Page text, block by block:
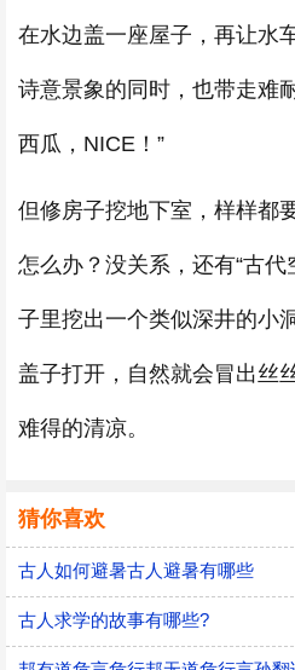
在水边盖一座屋子，再让水
诗意景象的同时，也带走难
西瓜，NICE！”
但修房子挖地下室，样样都
怎么办？没关系，还有“古
子里挖出一个类似深井的小
盖子打开，自然就会冒出丝
难得的清凉。
猜你喜欢
古人如何避暑古人避暑有哪些
古人求学的故事有哪些?